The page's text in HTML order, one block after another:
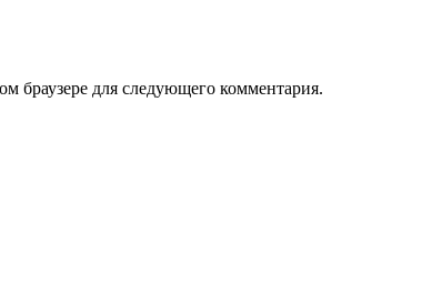
браузере для следующего комментария.